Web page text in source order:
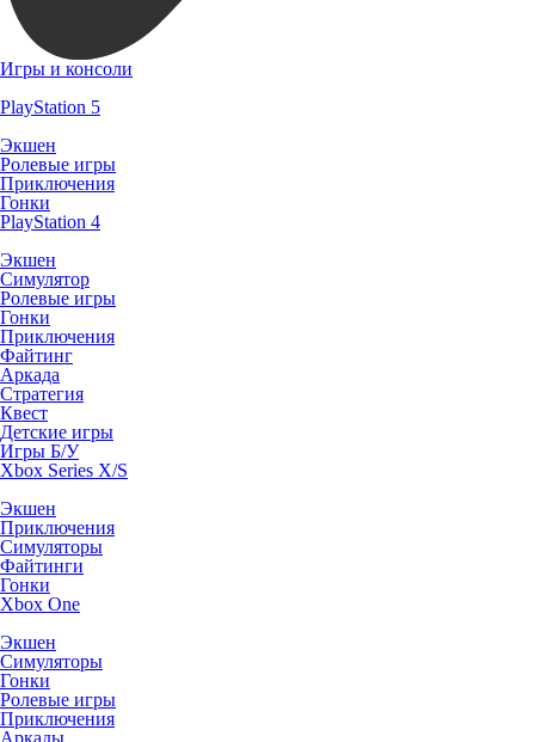
Игры и консоли
PlayStation 5
Экшен
Ролевые игры
Приключения
Гонки
PlayStation 4
Экшен
Симулятор
Ролевые игры
Гонки
Приключения
Файтинг
Аркада
Стратегия
Квест
Детские игры
Игры Б/У
Xbox Series X/S
Экшен
Приключения
Симуляторы
Файтинги
Гонки
Xbox One
Экшен
Симуляторы
Гонки
Ролевые игры
Приключения
Аркады